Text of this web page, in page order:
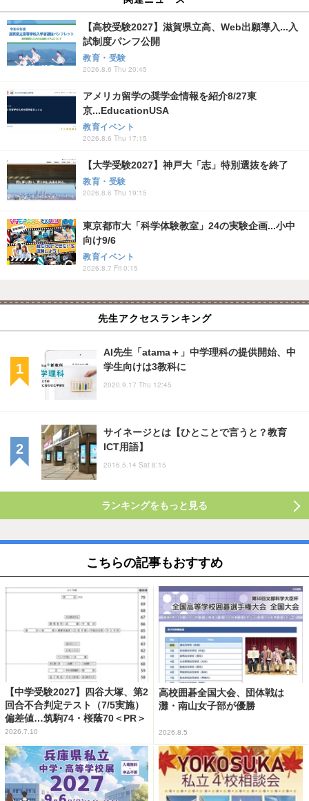
【高校受験2027】滋賀県立高、Web出願導入...入
試制度パンフ公開
教育・受験
2026.8.6 Thu 20:45
アメリカ留学の奨学金情報を紹介8/27東
京...EducationUSA
教育イベント
2026.8.6 Thu 17:15
【大学受験2027】神戸大「志」特別選抜を終了
教育・受験
2026.8.6 Thu 19:15
東京都市大「科学体験教室」24の実験企画...小中
向け9/6
教育イベント
2026.8.7 Fri 0:15
先生アクセスランキング
AI先生「atama＋」中学理科の提供開始、中
学生向けは3教科に
2020.9.17 Thu 12:45
サイネージとは【ひとことで言うと？教育
ICT用語】
2016.5.14 Sat 8:15
ランキングをもっと見る
こちらの記事もおすすめ
【中学受験2027】四谷大塚、第2
回合不合判定テスト（7/5実施）
偏差値…筑駒74・桜蔭70＜PR＞
2026.7.10
高校囲碁全国大会、団体戦は
灘・南山女子部が優勝
2026.8.5